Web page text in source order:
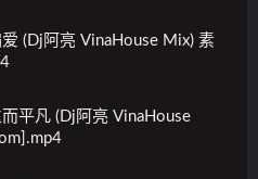
(Dj阿亮 VinaHouse Mix) 素
平凡 (Dj阿亮 VinaHouse